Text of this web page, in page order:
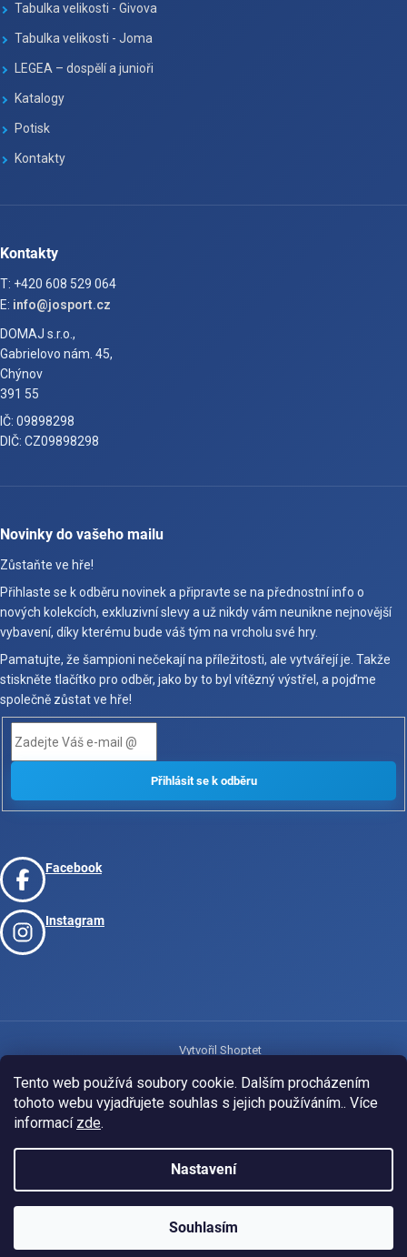
Tento web používá soubory cookie. Dalším procházením
tohoto webu vyjadřujete souhlas s jejich používáním.. Více
informací zde.
Nastavení
Souhlasím
Tabulka velikosti - Givova
Tabulka velikosti - Joma
LEGEA – dospělí a junioři
Katalogy
Potisk
Kontakty
Kontakty
T: +420 608 529 064
E: info@josport.cz
DOMAJ s.r.o.,
Gabrielovo nám. 45,
Chýnov
391 55
IČ: 09898298
DIČ: CZ09898298
Novinky do vašeho mailu
Zůstaňte ve hře!
Přihlaste se k odběru novinek a připravte se na přednostní info o
nových kolekcích, exkluzivní slevy a už nikdy vám neunikne nejnovější
vybavení, díky kterému bude váš tým na vrcholu své hry.
Pamatujte, že šampioni nečekají na příležitosti, ale vytvářejí je. Takže
stiskněte tlačítko pro odběr, jako by to byl vítězný výstřel, a pojďme
společně zůstat ve hře!
Facebook
Instagram
Vytvořil Shoptet
Copyright 2026www.josport.cz. Všechna práva vyhrazena.